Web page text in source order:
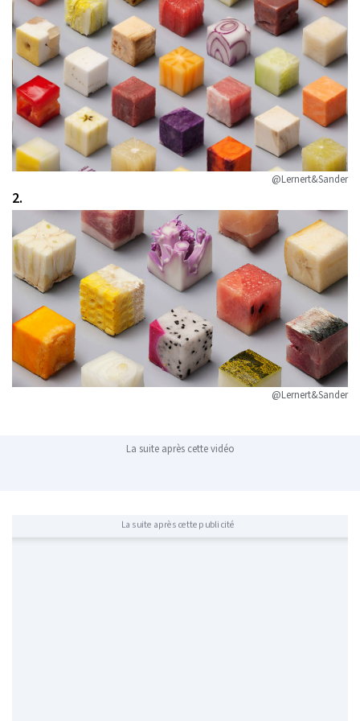
@Lernert&Sander
2.
@Lernert&Sander
La suite après cette vidéo
La suite après cette publicité